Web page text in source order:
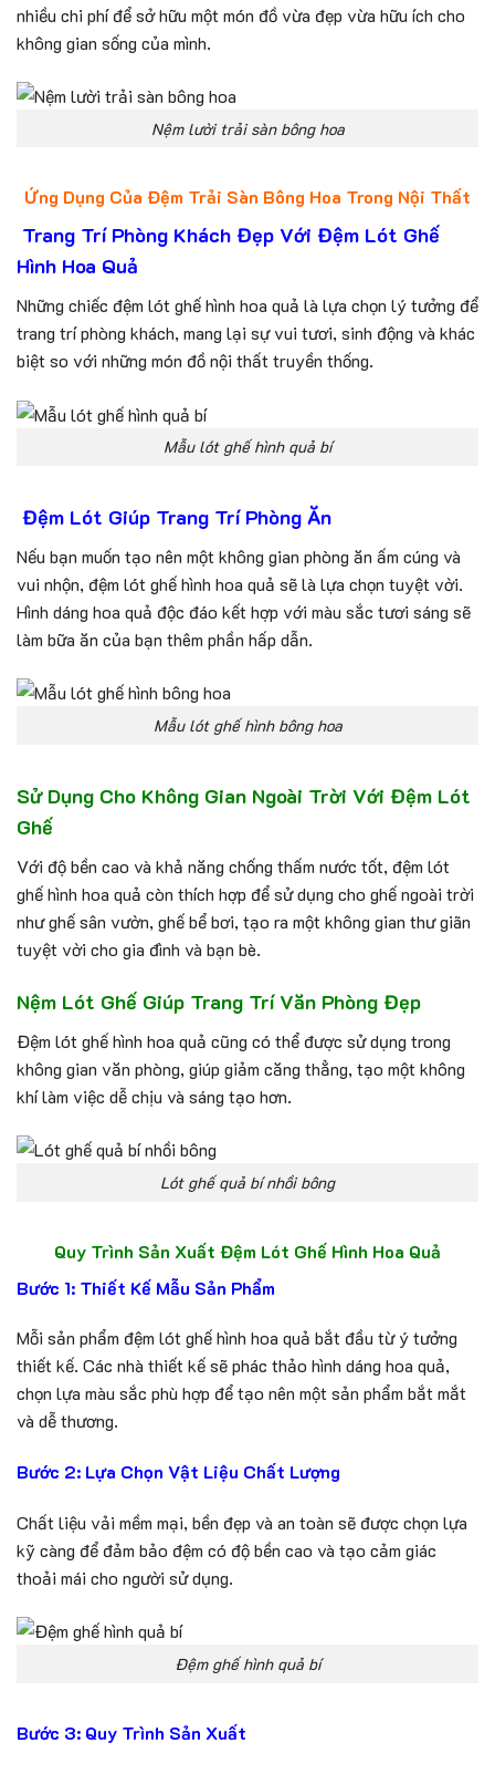
nhiều chi phí để sở hữu một món đồ vừa đẹp vừa hữu ích cho
không gian sống của mình.
Nệm lười trải sàn bông hoa
Ứng Dụng Của Đệm Trải Sàn Bông Hoa Trong Nội Thất
Trang Trí Phòng Khách Đẹp Với Đệm Lót Ghế
Hình Hoa Quả
Những chiếc đệm lót ghế hình hoa quả là lựa chọn lý tưởng để
trang trí phòng khách, mang lại sự vui tươi, sinh động và khác
biệt so với những món đồ nội thất truyền thống.
Mẫu lót ghế hình quả bí
Đệm Lót Giúp Trang Trí Phòng Ăn
Nếu bạn muốn tạo nên một không gian phòng ăn ấm cúng và
vui nhộn, đệm lót ghế hình hoa quả sẽ là lựa chọn tuyệt vời.
Hình dáng hoa quả độc đáo kết hợp với màu sắc tươi sáng sẽ
làm bữa ăn của bạn thêm phần hấp dẫn.
Mẫu lót ghế hình bông hoa
Sử Dụng Cho Không Gian Ngoài Trời Với Đệm Lót
Ghế
Với độ bền cao và khả năng chống thấm nước tốt, đệm lót
ghế hình hoa quả còn thích hợp để sử dụng cho ghế ngoài trời
như ghế sân vườn, ghế bể bơi, tạo ra một không gian thư giãn
tuyệt vời cho gia đình và bạn bè.
Nệm Lót Ghế Giúp Trang Trí Văn Phòng Đẹp
Đệm lót ghế hình hoa quả cũng có thể được sử dụng trong
không gian văn phòng, giúp giảm căng thẳng, tạo một không
khí làm việc dễ chịu và sáng tạo hơn.
Lót ghế quả bí nhồi bông
Quy Trình Sản Xuất Đệm Lót Ghế Hình Hoa Quả
Bước 1: Thiết Kế Mẫu Sản Phẩm
Mỗi sản phẩm đệm lót ghế hình hoa quả bắt đầu từ ý tưởng
thiết kế. Các nhà thiết kế sẽ phác thảo hình dáng hoa quả,
chọn lựa màu sắc phù hợp để tạo nên một sản phẩm bắt mắt
và dễ thương.
Bước 2: Lựa Chọn Vật Liệu Chất Lượng
Chất liệu vải mềm mại, bền đẹp và an toàn sẽ được chọn lựa
kỹ càng để đảm bảo đệm có độ bền cao và tạo cảm giác
thoải mái cho người sử dụng.
Đệm ghế hình quả bí
Bước 3: Quy Trình Sản Xuất